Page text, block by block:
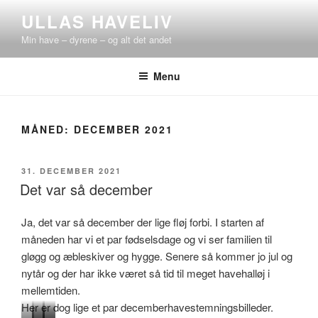
indhold
ULLAS HAVELIV
Min have – dyrene – og alt det andet
Menu
MÅNED: DECEMBER 2021
UDGIVET
DEN
31. DECEMBER 2021
Det var så december
Ja, det var så december der lige fløj forbi. I starten af
måneden har vi et par fødselsdage og vi ser familien til
gløgg og æbleskiver og hygge. Senere så kommer jo jul og
nytår og der har ikke været så tid til meget havehalløj i
mellemtiden.
Her er dog lige et par decemberhavestemningsbilleder.